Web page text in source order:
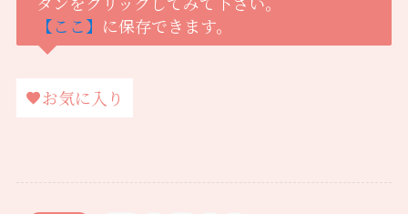
【ここ】 に保存できます。
お気に入り